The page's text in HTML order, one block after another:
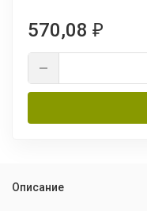
570,08 ₽
Описание